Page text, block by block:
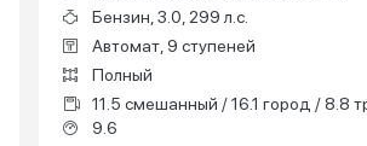
Бензин, 3.0, 299 л.с.
Автомат, 9 ступеней
Полный
11.5 смешанный / 16.1 город / 8.8
9.6